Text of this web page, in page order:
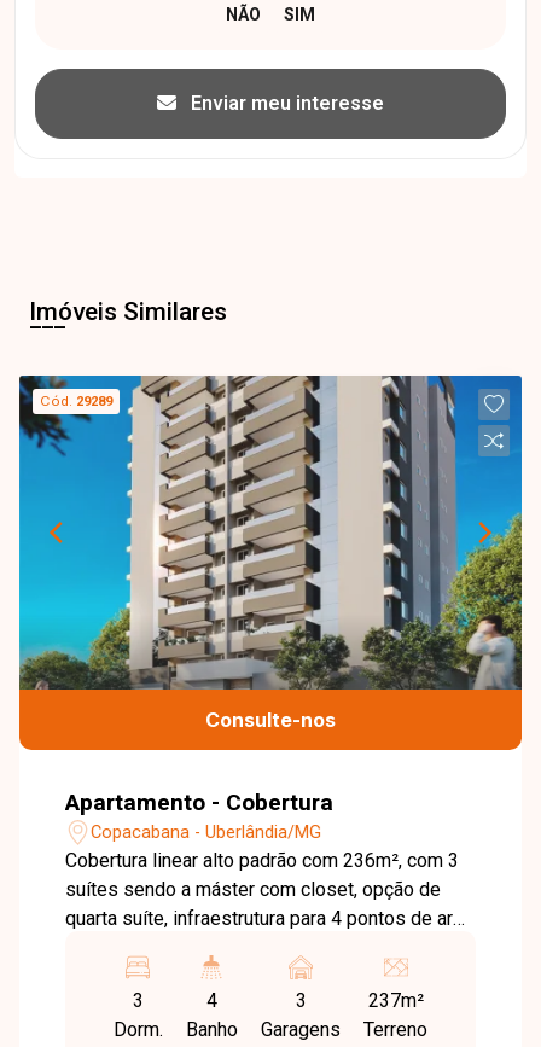
Enviar meu interesse
Imóveis Similares
Cód. 29289
Consulte-nos
Apartamento - Cobertura
Copacabana - Uberlândia/MG
Cobertura linear alto padrão com 236m², com 3
suítes sendo a máster com closet, opção de
quarta suíte, infraestrutura para 4 pontos de ar
de serviço, acesso da cozinha para a varanda
gourmet, varanda multiuso, piscina privativa,
closet, lavabo, salão de festas, bicicletário e 3
3
Dorm.
4
Banho
3
Garagens
237m²
Terreno